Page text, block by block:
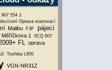
907 554 J
Oprava startovací
Malibu F3F
pájecí
Měříčkova 1
0CQ 907
FL oprava
Toshiba L850
VGN-NR31Z